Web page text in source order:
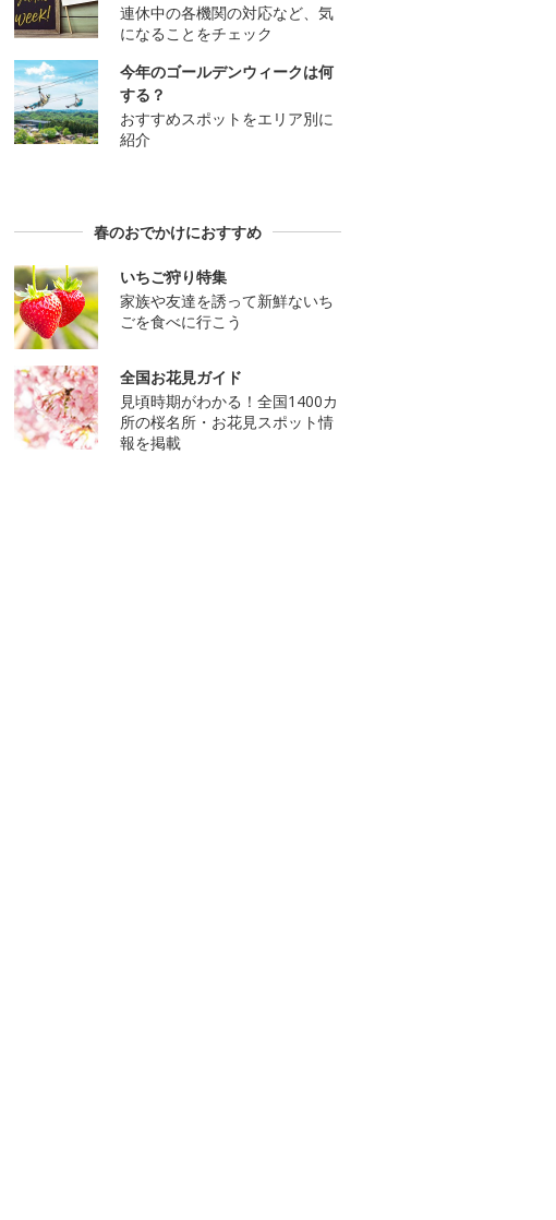
連休中の各機関の対応など、気
になることをチェック
今年のゴールデンウィークは何
する？
おすすめスポットをエリア別に
紹介
春のおでかけにおすすめ
いちご狩り特集
家族や友達を誘って新鮮ないち
ごを食べに行こう
全国お花見ガイド
見頃時期がわかる！全国1400カ
所の桜名所・お花見スポット情
報を掲載